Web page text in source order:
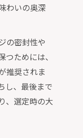
わいの奥深
の密封性や
ためには、
推奨されま
し、最後まで
、選定時の大